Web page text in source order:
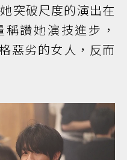
突破尺度的演出在
讚她演技進步，
惡劣的女人，反而